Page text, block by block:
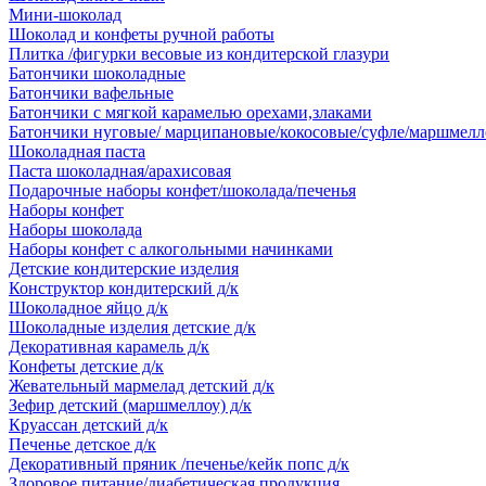
Мини-шоколад
Шоколад и конфеты ручной работы
Плитка /фигурки весовые из кондитерской глазури
Батончики шоколадные
Батончики вафельные
Батончики с мягкой карамелью орехами,злаками
Батончики нуговые/ марципановые/кокосовые/суфле/
Шоколадная паста
Паста шоколадная/арахисовая
Подарочные наборы конфет/шоколада/печенья
Наборы конфет
Наборы шоколада
Наборы конфет с алкогольными начинками
Детские кондитерские изделия
Конструктор кондитерский д/к
Шоколадное яйцо д/к
Шоколадные изделия детские д/к
Декоративная карамель д/к
Конфеты детские д/к
Жевательный мармелад детский д/к
Зефир детский (маршмеллоу) д/к
Круассан детский д/к
Печенье детское д/к
Декоративный пряник /печенье/кейк попс д/к